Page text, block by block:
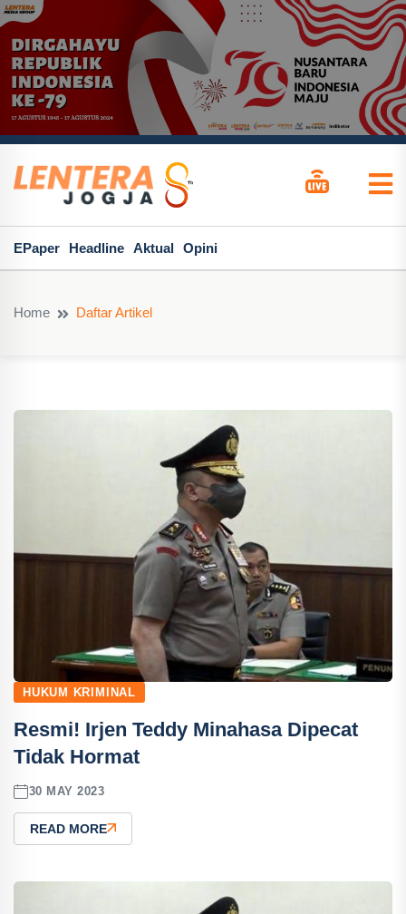
EPaper Headline Aktual Opini
Home Daftar Artikel
HUKUM KRIMINAL
Resmi! Irjen Teddy Minahasa Dipecat
Tidak Hormat
30 MAY 2023
READ MORE